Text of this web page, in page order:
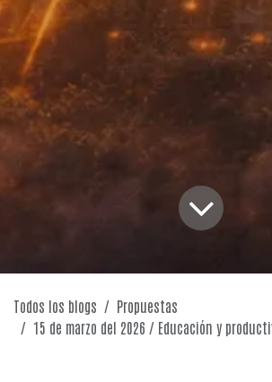
Todos los blogs
Propuestas
15 de marzo del 2026 / Educación y productividad: la base